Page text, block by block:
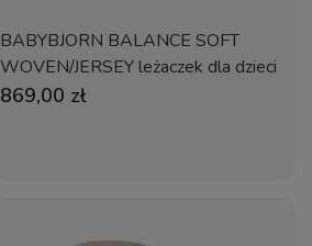
BABYBJORN BALANCE SOFT
WOVEN/JERSEY leżaczek dla dzieci
| Niebieski/Szary
869,00 zł